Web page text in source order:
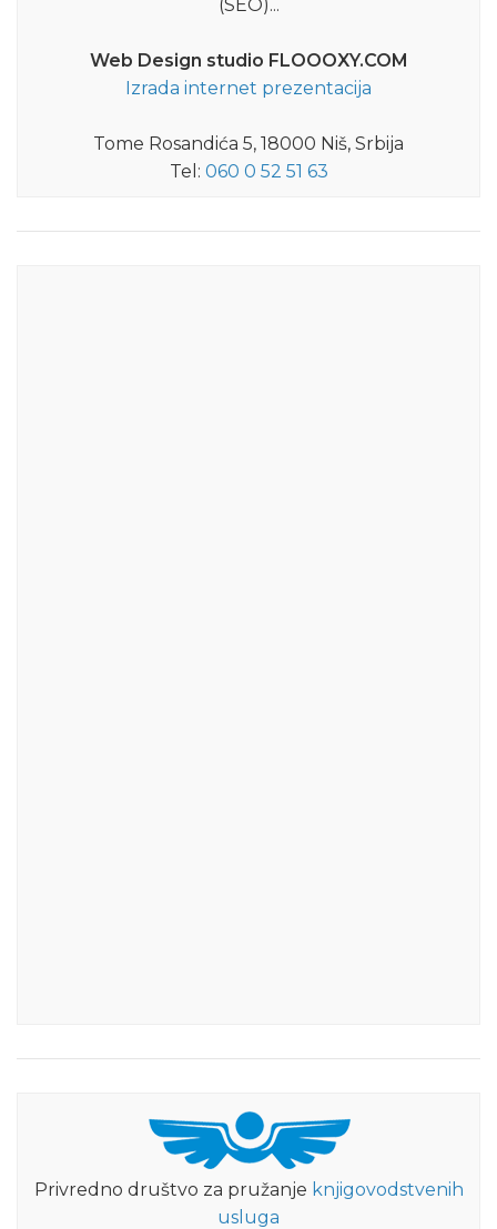
(SEO)...
Web Design studio FLOOOXY.COM
Izrada internet prezentacija
Tome Rosandića 5, 18000 Niš, Srbija
Tel: 060 0 52 51 63
Privredno društvo za pružanje knjigovodstvenih
usluga